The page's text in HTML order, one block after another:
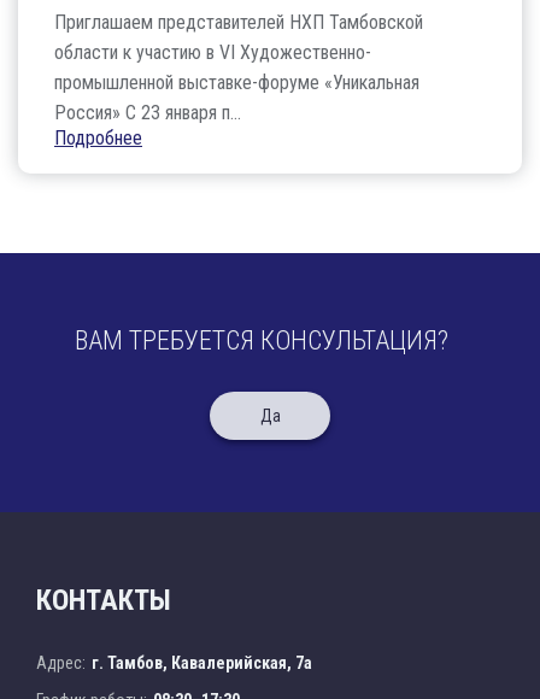
Приглашаем представителей НХП Тамбовской
области к участию в VI Художественно-
промышленной выставке-форуме «Уникальная
Россия» С 23 января п...
Подробнее
ВАМ ТРЕБУЕТСЯ КОНСУЛЬТАЦИЯ?
Да
КОНТАКТЫ
Адрес: г. Тамбов, Кавалерийская, 7а